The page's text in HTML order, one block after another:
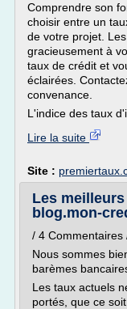
Comprendre son
choisir entre un
de votre projet.
gracieusement à
taux de crédit et
éclairées.
convenance.
L'indice des taux
Lire la suite
Site :
Les
blog.mon-
/ 4 Commentaires
Nous sommes
barèmes
Les taux actuels
portés, que ce